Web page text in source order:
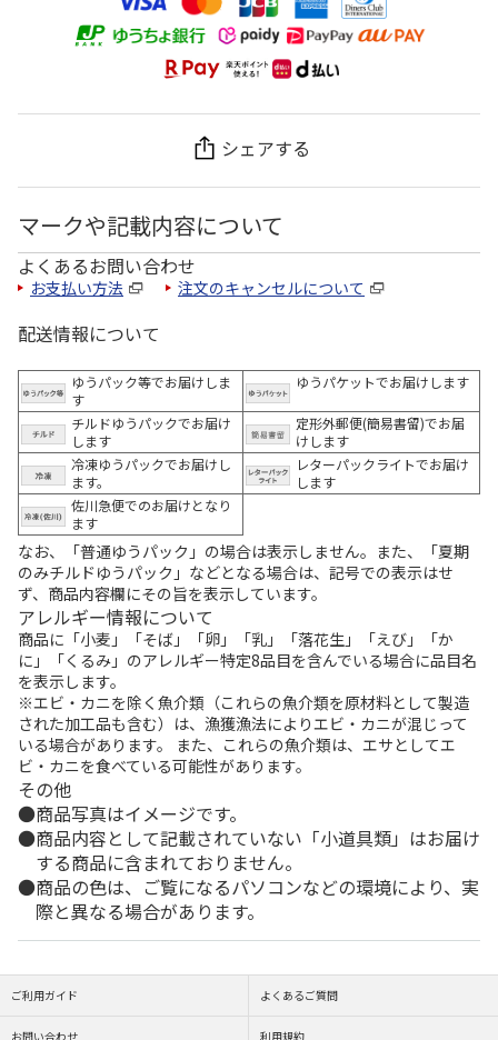
シェアする
マークや記載内容について
よくあるお問い合わせ
お支払い方法 注文のキャンセルについて
配送情報について
ゆうパック等でお届けしま
す
ゆうパケットでお届けします
チルドゆうパックでお届け
します
定形外郵便(簡易書留)でお届
けします
冷凍ゆうパックでお届けし
ます。
レターパックライトでお届け
します
佐川急便でのお届けとなり
ます
なお、「普通ゆうパック」の場合は表示しません。また、「夏期
のみチルドゆうパック」などとなる場合は、記号での表示はせ
ず、商品内容欄にその旨を表示しています。
アレルギー情報について
商品に「小麦」「そば」「卵」「乳」「落花生」「えび」「か
に」「くるみ」のアレルギー特定8品目を含んでいる場合に品目名
を表示します。
※エビ・カニを除く魚介類（これらの魚介類を原材料として製造
された加工品も含む）は、漁獲漁法によりエビ・カニが混じって
いる場合があります。 また、これらの魚介類は、エサとしてエ
ビ・カニを食べている可能性があります。
その他
商品写真はイメージです。
商品内容として記載されていない「小道具類」はお届け
する商品に含まれておりません。
商品の色は、ご覧になるパソコンなどの環境により、実
際と異なる場合があります。
ご利用ガイド よくあるご質問
お問い合わせ 利用規約